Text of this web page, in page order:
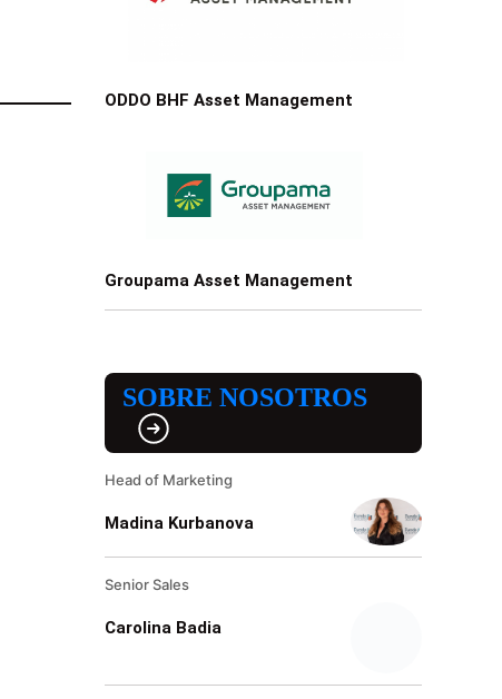
ODDO BHF Asset Management
Groupama Asset Management
SOBRE NOSOTROS
Head of Marketing
Madina Kurbanova
Senior Sales
Carolina Badia